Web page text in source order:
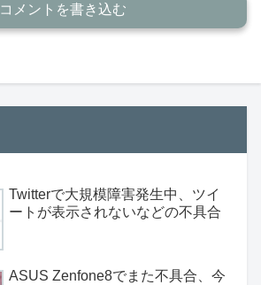
コメントを書き込む
Twitterで大規模障害発生中、ツイ
ートが表示されないなどの不具合
ASUS Zenfone8でまた不具合、今